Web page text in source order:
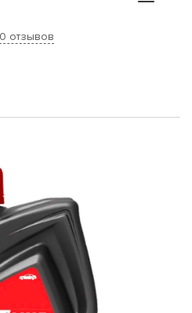
0 отзывов